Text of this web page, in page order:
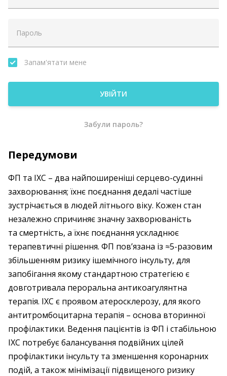
Запам'ятати мене
УВІЙТИ
Забули пароль?
Передумови
ФП та ІХС – два найпоширеніші серцево-судинні
захворювання; їхнє поєднання дедалі частіше
зустрічається в людей літнього віку. Кожен стан
незалежно спричиняє значну захворюваність
та смертність, а їхнє поєднання ускладнює
терапевтичні рішення. ФП пов’язана із ≈5-разовим
збільшенням ризику ішемічного інсульту, для
запобігання якому стандартною стратегією є
довготривала пер­оральна антикоагулянтна
терапія. ІХС є проявом атеросклерозу, для якого
антитромбоцитарна терапія – основа вторинної
профілактики. Ведення пацієнтів із ФП і стабільною
ІХС потребує балансування подвійних цілей
профілактики інсульту та зменшення коронарних
подій, а також мінімізації підвищеного ризику